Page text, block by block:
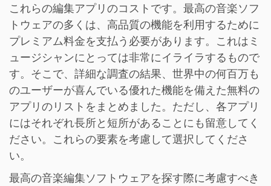
これらの編集アプリのコストです。最高の音楽ソフ
トウェアの多くは、高品質の機能を利用するために
プレミアム料金を支払う必要があります。これはミ
ュージシャンにとっては非常にイライラするもので
す。そこで、詳細な調査の結果、世界中の何百万も
のユーザーが喜んでいる優れた機能を備えた無料の
アプリのリストをまとめました。ただし、各アプリ
にはそれぞれ長所と短所があることにも留意してく
ださい。これらの要素を考慮して選択してくださ
い。
最高の音楽編集ソフトウェアを探す際に考慮すべき